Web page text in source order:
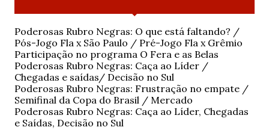
Poderosas Rubro Negras: O que está faltando? /
Pós-Jogo Fla x São Paulo / Pré-Jogo Fla x Grêmio
Participação no programa O Fera e as Belas
Poderosas Rubro Negras: Caça ao Líder /
Chegadas e saídas/ Decisão no Sul
Poderosas Rubro Negras: Frustração no empate /
Semifinal da Copa do Brasil / Mercado
Poderosas Rubro Negras: Caça ao Líder, Chegadas
e Saídas, Decisão no Sul